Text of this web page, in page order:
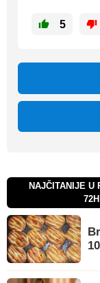
5
NAJČITANIJE U
72H